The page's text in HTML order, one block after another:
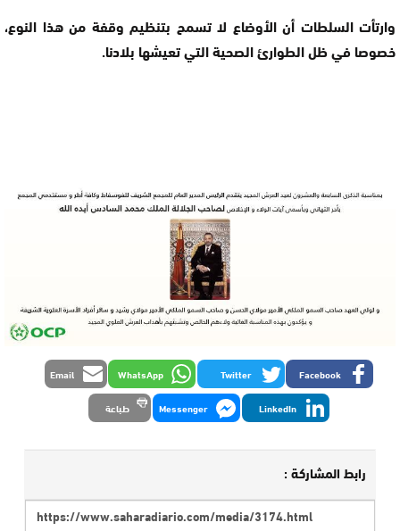
وارتأت السلطات أن الأوضاع لا تسمح بتنظيم وقفة من هذا النوع،
خصوصا في ظل الطوارئ الصحية التي تعيشها بلادنا.
Facebook
Twitter
WhatsApp
Email
LinkedIn
Messenger طباعة
رابط المشاركة :